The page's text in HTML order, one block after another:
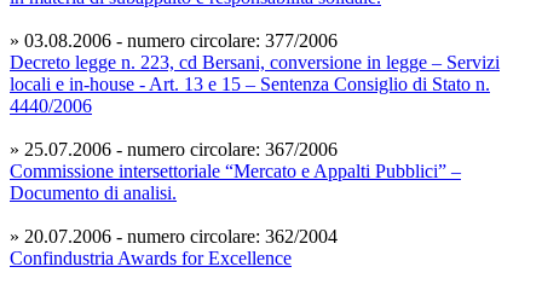
» 03.08.2006 - numero circolare: 377/2006
Decreto legge n. 223, cd Bersani, conversione in legge – Servizi
locali e in-house - Art. 13 e 15 – Sentenza Consiglio di Stato n.
4440/2006
» 25.07.2006 - numero circolare: 367/2006
Commissione intersettoriale “Mercato e Appalti Pubblici” –
Documento di analisi.
» 20.07.2006 - numero circolare: 362/2004
Confindustria Awards for Excellence